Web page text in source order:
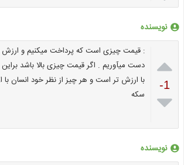
نویسنده

-1

: قیمت چیزی است که پرداخت میکنیم و
دست میآوریم . اگر قیمت چیزی بالا باشد
با ارزش تر است و هر چیز از نظر خود انسان
سکه
نویسنده